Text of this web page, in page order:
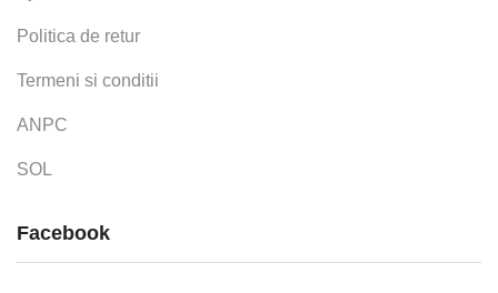
Politica de retur
Termeni si conditii
ANPC
SOL
Facebook